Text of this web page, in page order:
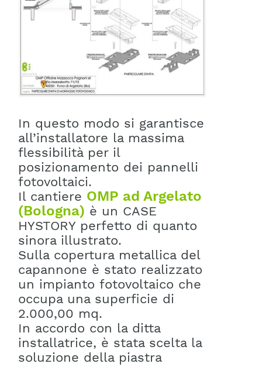
In questo modo si garantisce
all’installatore la massima
flessibilità per il
posizionamento dei pannelli
fotovoltaici.
Il cantiere OMP ad Argelato
(Bologna) è un CASE
HYSTORY perfetto di quanto
sinora illustrato.
Sulla copertura metallica del
capannone è stato realizzato
un impianto fotovoltaico che
occupa una superficie di
2.000,00 mq.
In accordo con la ditta
installatrice, è stata scelta la
soluzione della piastra